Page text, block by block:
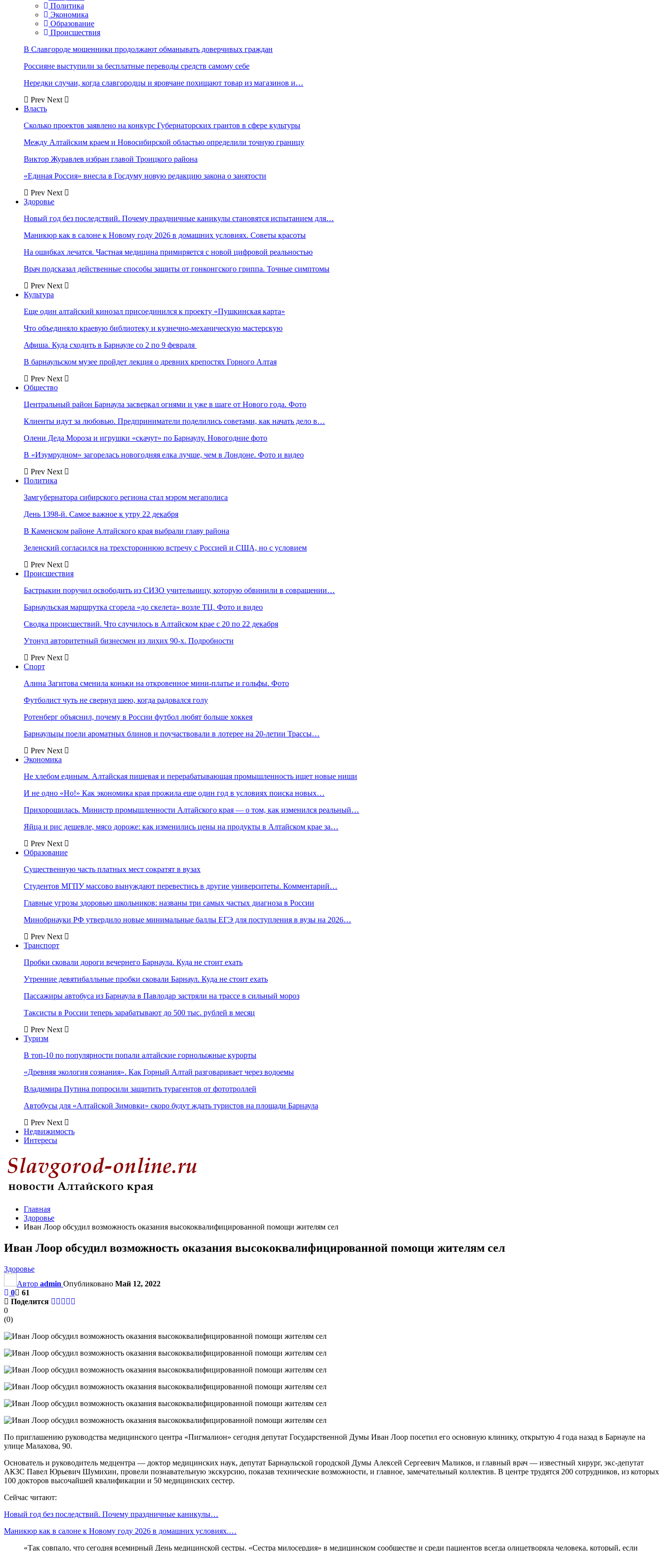
Политика
Экономика
Образование
Происшествия
В Славгороде мошенники продолжают обманывать доверчивых граждан
Россияне выступили за бесплатные переводы средств самому себе
Нередки случаи, когда славгородцы и яровчане похищают товар из магазинов и…
Prev Next
Власть
Сколько проектов заявлено на конкурс Губернаторских грантов в сфере культуры
Между Алтайским краем и Новосибирской областью определили точную границу
Виктор Журавлев избран главой Троицкого района
«Единая Россия» внесла в Госдуму новую редакцию закона о занятости
Prev Next
Здоровье
Новый год без последствий. Почему праздничные каникулы становятся испытанием для…
Маникюр как в салоне к Новому году 2026 в домашних условиях. Советы красоты
На ошибках лечатся. Частная медицина примиряется с новой цифровой реальностью
Врач подсказал действенные способы защиты от гонконгского гриппа. Точные симптомы
Prev Next
Культура
Еще один алтайский кинозал присоединился к проекту «Пушкинская карта»
Что объединяло краевую библиотеку и кузнечно-механическую мастерскую
Афиша. Куда сходить в Барнауле со 2 по 9 февраля
В барнаульском музее пройдет лекция о древних крепостях Горного Алтая
Prev Next
Общество
Центральный район Барнаула засверкал огнями и уже в шаге от Нового года. Фото
Клиенты идут за любовью. Предприниматели поделились советами, как начать дело в…
Олени Деда Мороза и игрушки «скачут» по Барнаулу. Новогодние фото
В «Изумрудном» загорелась новогодняя елка лучше, чем в Лондоне. Фото и видео
Prev Next
Политика
Замгубернатора сибирского региона стал мэром мегаполиса
День 1398-й. Самое важное к утру 22 декабря
В Каменском районе Алтайского края выбрали главу района
Зеленский согласился на трехстороннюю встречу с Россией и США, но с условием
Prev Next
Происшествия
Бастрыкин поручил освободить из СИЗО учительницу, которую обвинили в совращении…
Барнаульская маршрутка сгорела «до скелета» возле ТЦ. Фото и видео
Сводка происшествий. Что случилось в Алтайском крае с 20 по 22 декабря
Утонул авторитетный бизнесмен из лихих 90-х. Подробности
Prev Next
Спорт
Алина Загитова сменила коньки на откровенное мини-платье и гольфы. Фото
Футболист чуть не свернул шею, когда радовался голу
Ротенберг объяснил, почему в России футбол любят больше хоккея
Барнаульцы поели ароматных блинов и поучаствовали в лотерее на 20-летии Трассы…
Prev Next
Экономика
Не хлебом единым. Алтайская пищевая и перерабатывающая промышленность ищет новые ниши
И не одно «Но!» Как экономика края прожила еще один год в условиях поиска новых…
Прихорошилась. Министр промышленности Алтайского края — о том, как изменился реальный…
Яйца и рис дешевле, мясо дороже: как изменились цены на продукты в Алтайском крае за…
Prev Next
Образование
Существенную часть платных мест сократят в вузах
Студентов МГПУ массово вынуждают перевестись в другие университеты. Комментарий…
Главные угрозы здоровью школьников: названы три самых частых диагноза в России
Минобрнауки РФ утвердило новые минимальные баллы ЕГЭ для поступления в вузы на 2026…
Prev Next
Транспорт
Пробки сковали дороги вечернего Барнаула. Куда не стоит ехать
Утренние девятибалльные пробки сковали Барнаул. Куда не стоит ехать
Пассажиры автобуса из Барнаула в Павлодар застряли на трассе в сильный мороз
Таксисты в России теперь зарабатывают до 500 тыс. рублей в месяц
Prev Next
Туризм
В топ-10 по популярности попали алтайские горнолыжные курорты
«Древняя экология сознания». Как Горный Алтай разговаривает через водоемы
Владимира Путина попросили защитить турагентов от фототроллей
Автобусы для «Алтайской Зимовки» скоро будут ждать туристов на площади Барнаула
Prev Next
Недвижимость
Интересы
Главная
Здоровье
Иван Лоор обсудил возможность оказания высококвалифицированной помощи жителям сел
Иван Лоор обсудил возможность оказания высококвалифицированной помощи жителям сел
Здоровье
Автор admin Опубликовано Май 12, 2022
0
61
Поделится
0
(0)
По приглашению руководства медицинского центра «Пигмалион» сегодня депутат Государственной Думы Иван Лоор посетил его основную клинику, открытую 4 года назад в Барнауле на
улице Малахова, 90.
Основатель и руководитель медцентра — доктор медицинских наук, депутат Барнаульской городской Думы Алексей Сергеевич Маликов, и главный врач — известный хирург, экс-депутат
АКЗС Павел Юрьевич Шумихин, провели познавательную экскурсию, показав технические возможности, и главное, замечательный коллектив. В центре трудятся 200 сотрудников, из которых
100 докторов высочайшей квалификации и 50 медицинских сестер.
Сейчас читают:
Новый год без последствий. Почему праздничные каникулы…
Маникюр как в салоне к Новому году 2026 в домашних условиях.…
«Так совпало, что сегодня всемирный День медицинской сестры. «Сестра милосердия» в медицинском сообществе и среди пациентов всегда олицетворяла человека, который, если